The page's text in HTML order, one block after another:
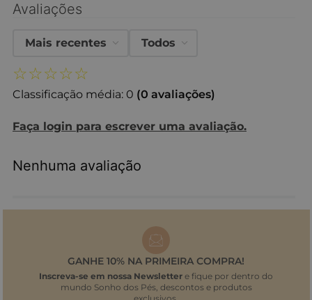
Avaliações
☆☆☆☆☆
Classificação média: 0 (0 avaliações)
Faça login para escrever uma avaliação.
Mais recentes Todos
Nenhuma avaliação
GANHE 10% NA PRIMEIRA COMPRA!
Inscreva-se em nossa Newsletter e fique por dentro do
mundo Sonho dos Pés, descontos e produtos